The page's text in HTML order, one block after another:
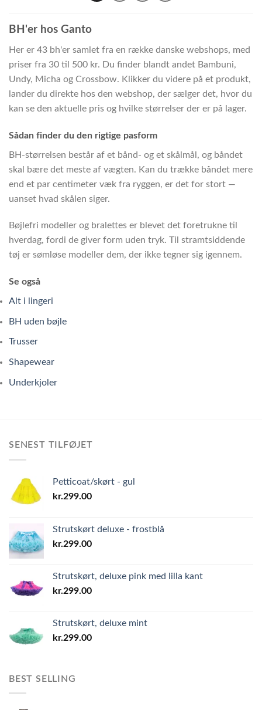
BH'er hos Ganto
Her er 43 bh'er samlet fra en række danske webshops, med
priser fra 30 til 500 kr. Du finder blandt andet Bambuni,
Undy, Micha og Crossbow. Klikker du videre på et produkt,
lander du direkte hos den webshop, der sælger det, hvor du
kan se den aktuelle pris og hvilke størrelser der er på lager.
Sådan finder du den rigtige pasform
BH-størrelsen består af et bånd- og et skålmål, og båndet
skal bære det meste af vægten. Kan du trække båndet mere
end et par centimeter væk fra ryggen, er det for stort —
uanset hvad skålen siger.
Bøjlefri modeller og bralettes er blevet det foretrukne til
hverdag, fordi de giver form uden tryk. Til stramtsiddende
tøj er sømløse modeller dem, der ikke tegner sig igennem.
Se også
Alt i lingeri
BH uden bøjle
Trusser
Shapewear
Underkjoler
SENEST TILFØJET
Petticoat/skørt - gul
kr.299.00
Strutskørt deluxe - frostblå
kr.299.00
Strutskørt, deluxe pink med lilla kant
kr.299.00
Strutskørt, deluxe mint
kr.299.00
BEST SELLING